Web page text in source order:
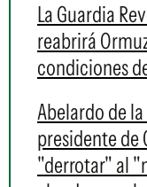
La Guardia
reabrirá
condiciones
Abelardo de
presidente
"derrotar" al